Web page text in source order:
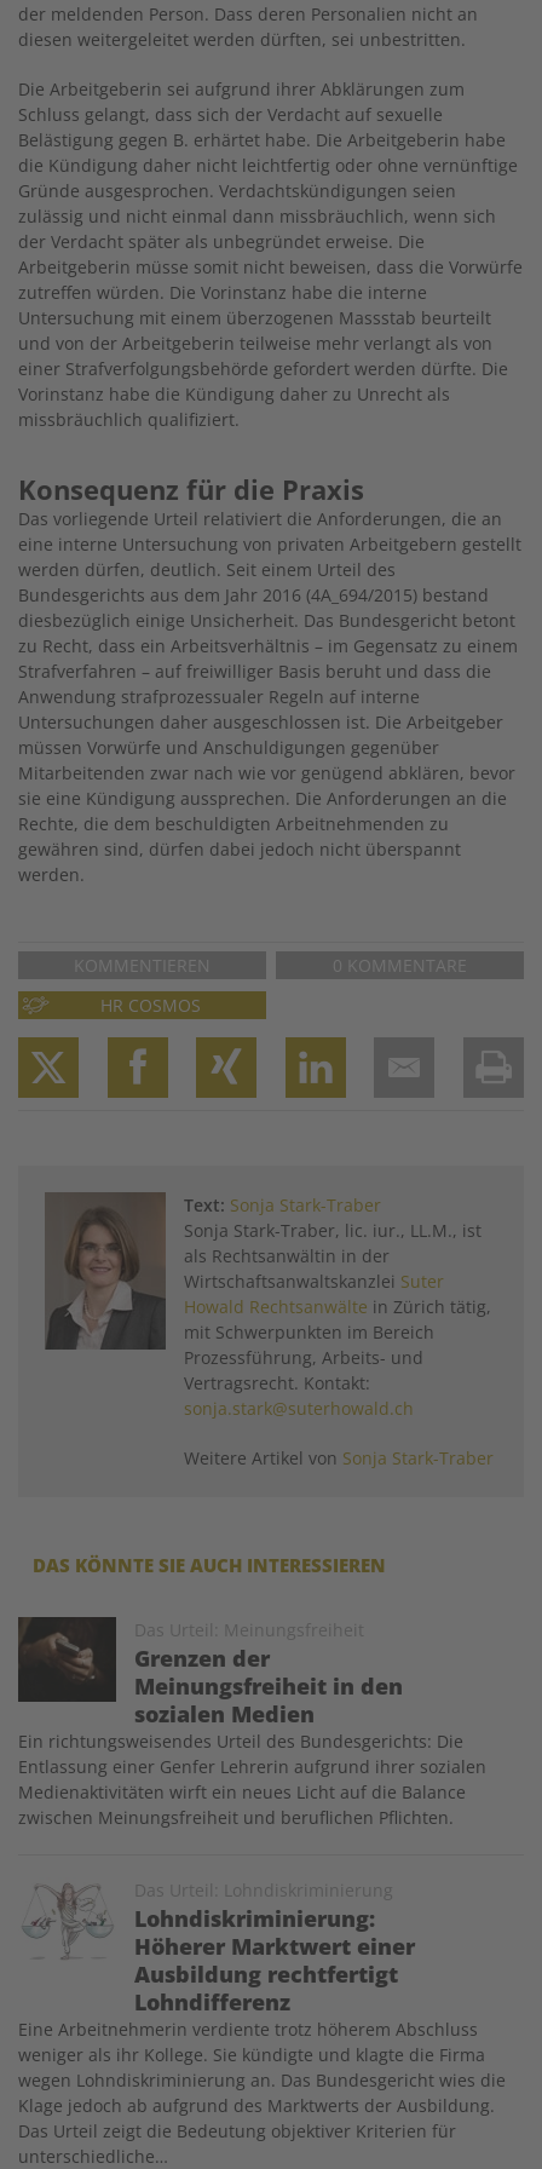
der meldenden Person. Dass deren Personalien nicht an
diesen weitergeleitet werden dürften, sei unbestritten.
Die Arbeitgeberin sei aufgrund ihrer Abklärungen zum
Schluss gelangt, dass sich der Verdacht auf sexuelle
Belästigung gegen B. erhärtet habe. Die Arbeitgeberin habe
die Kündigung daher nicht leichtfertig oder ohne vernünftige
Gründe ausgesprochen. Verdachtskündigungen seien
zulässig und nicht einmal dann missbräuchlich, wenn sich
der Verdacht später als unbegründet erweise. Die
Arbeitgeberin müsse somit nicht beweisen, dass die Vorwürfe
zutreffen würden. Die Vorinstanz habe die interne
Untersuchung mit einem überzogenen Massstab beurteilt
und von der Arbeitgeberin teilweise mehr verlangt als von
einer Strafverfolgungsbehörde gefordert werden dürfte. Die
Vorinstanz habe die Kündigung daher zu Unrecht als
missbräuchlich qualifiziert.
Konsequenz für die Praxis
Das vorliegende Urteil relativiert die Anforderungen, die an
eine interne Untersuchung von privaten Arbeitgebern gestellt
werden dürfen, deutlich. Seit einem Urteil des
Bundesgerichts aus dem Jahr 2016 (4A_694/2015) bestand
diesbezüglich einige Unsicherheit. Das Bundesgericht betont
zu Recht, dass ein Arbeitsverhältnis – im Gegensatz zu einem
Strafverfahren – auf freiwilliger Basis beruht und dass die
Anwendung strafprozessualer Regeln auf interne
Untersuchungen daher ausgeschlossen ist. Die Arbeitgeber
müssen Vorwürfe und Anschuldigungen gegenüber
Mitarbeitenden zwar nach wie vor genügend abklären, bevor
sie eine Kündigung aussprechen. Die Anforderungen an die
Rechte, die dem beschuldigten Arbeitnehmenden zu
gewähren sind, dürfen dabei jedoch nicht überspannt
werden.
KOMMENTIEREN
0 KOMMENTARE
HR COSMOS
Text: Sonja Stark-Traber
Sonja Stark-Traber, lic. iur., LL.M., ist
als Rechtsanwältin in der
Wirtschaftsanwaltskanzlei Suter
Howald Rechtsanwälte in Zürich tätig,
mit Schwerpunkten im Bereich
Prozessführung, Arbeits- und
Vertragsrecht. Kontakt:
sonja.stark@suterhowald.ch
Weitere Artikel von Sonja Stark-Traber
DAS KÖNNTE SIE AUCH INTERESSIEREN
Das Urteil: Meinungsfreiheit
Grenzen der
Meinungsfreiheit in den
sozialen Medien
Image
Ein richtungsweisendes Urteil des Bundesgerichts: Die
Entlassung einer Genfer Lehrerin aufgrund ihrer sozialen
Medienaktivitäten wirft ein neues Licht auf die Balance
zwischen Meinungsfreiheit und beruflichen Pflichten.
Das Urteil: Lohndiskriminierung
Lohndiskriminierung:
Höherer Marktwert einer
Ausbildung rechtfertigt
Lohndifferenz
Image
Eine Arbeitnehmerin verdiente trotz höherem Abschluss
weniger als ihr Kollege. Sie kündigte und klagte die Firma
wegen Lohndiskriminierung an. Das Bundesgericht wies die
Klage jedoch ab aufgrund des Marktwerts der Ausbildung.
Das Urteil zeigt die Bedeutung objektiver Kriterien für
unterschiedliche…